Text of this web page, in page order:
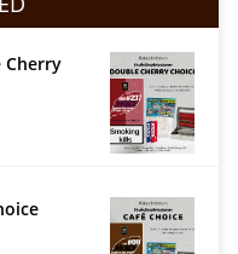
Cherry